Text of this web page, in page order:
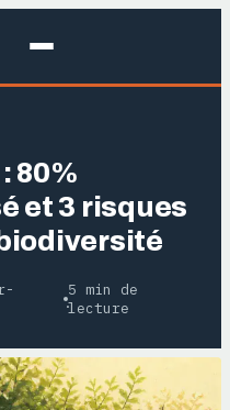
80%
et 3 risques
·
5 min de
lecture